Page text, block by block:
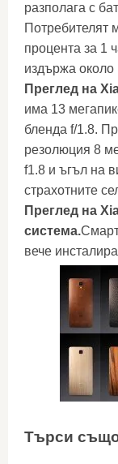
разполага с
Потребителят
процента за 1
издържа около
Преглед на
има 13
бленда f/1.8.
резолюция 8
f1.8 и ъгъл на
страхотните
Преглед на
система.
вече
Търси